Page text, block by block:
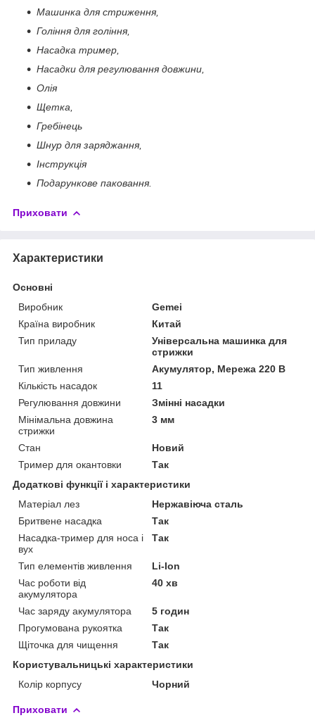
Машинка для стриження,
Гоління для гоління,
Насадка тример,
Насадки для регулювання довжини,
Олія
Щетка,
Гребінець
Шнур для заряджання,
Інструкція
Подарункове паковання.
Приховати
Характеристики
Основні
Виробник
Gemei
Країна виробник
Китай
Тип приладу
Універсальна машинка для
стрижки
Тип живлення
Акумулятор, Мережа 220 В
Кількість насадок
11
Регулювання довжини
Змінні насадки
Мінімальна довжина
стрижки
3 мм
Стан
Новий
Тример для окантовки
Так
Додаткові функції і характеристики
Матеріал лез
Нержавіюча сталь
Бритвене насадка
Так
Насадка-тример для носа і
вух
Так
Тип елементів живлення
Li-Ion
Час роботи від
акумулятора
40 хв
Час заряду акумулятора
5 годин
Прогумована рукоятка
Так
Щіточка для чищення
Так
Користувальницькі характеристики
Колір корпусу
Чорний
Приховати